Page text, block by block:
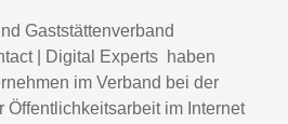
Gaststättenverband
| Digital Experts haben
im Verband bei der
Öffentlichkeitsarbeit im Internet